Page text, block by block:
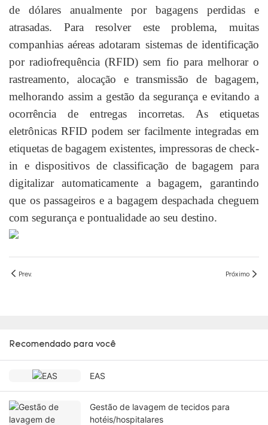
de dólares anualmente por bagagens perdidas e
atrasadas. Para resolver este problema, muitas
companhias aéreas adotaram sistemas de identificação
por radiofrequência (RFID) sem fio para melhorar o
rastreamento, alocação e transmissão de bagagem,
melhorando assim a gestão da segurança e evitando a
ocorrência de entregas incorretas. As etiquetas
eletrônicas RFID podem ser facilmente integradas em
etiquetas de bagagem existentes, impressoras de check-
in e dispositivos de classificação de bagagem para
digitalizar automaticamente a bagagem, garantindo
que os passageiros e a bagagem despachada cheguem
com segurança e pontualidade ao seu destino.
Prev. Próximo
Recomendado para você
EAS
Gestão de lavagem de tecidos para
hotéis/hospitalares